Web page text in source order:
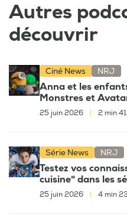
Autres
découvrir
Ciné News NRJ
Anna et les
Monstres et
25 juin 2026 2 min
Série News NRJ
Testez vos
cuisine" dans les
25 juin 2026 4 min